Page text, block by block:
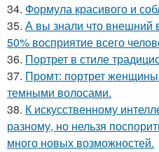
34. Формула красивого и
35. А вы знали что внешний
50% восприятие всего
36. Портрет в стиле
37. Промт: портрет
темными волосами.
38. К искусственному
разному, но нельзя
много новых возможностей.